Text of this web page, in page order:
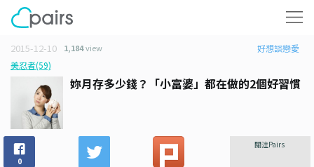
2015-12-10 1,184view
好想談戀愛
美忍者(59)
妳月存多少錢？「小富婆」都在做的2個好習慣
0
關注Pairs